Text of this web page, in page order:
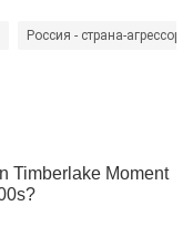
Россия - страна-агрессор